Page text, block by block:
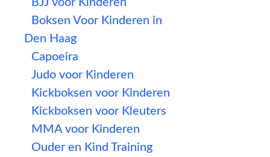
BJJ voor Kinderen
Boksen Voor Kinderen in
Den Haag
Capoeira
Judo voor Kinderen
Kickboksen voor Kinderen
Kickboksen voor Kleuters
MMA voor Kinderen
Ouder en Kind Training